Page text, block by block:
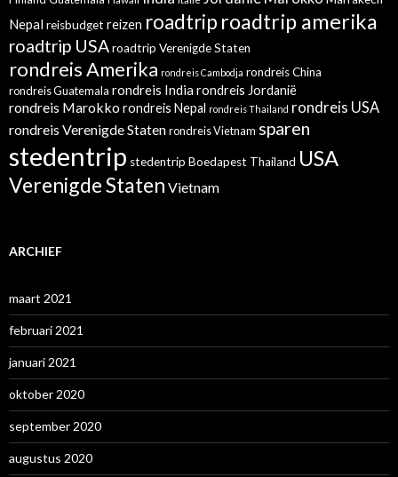
Nepalreisbudget reizen roadtrip roadtrip amerika
roadtrip USAroadtrip Verenigde Staten
rondreis Amerika rondreis Cambodja rondreis China
rondreis Guatemala rondreis Indiarondreis Jordanië
rondreis Marokkorondreis Nepal rondreis Thailand rondreis USA
rondreis Verenigde Statenrondreis Vietnam sparen
stedentrip stedentrip Boedapest Thailand USA
Verenigde Staten Vietnam
ARCHIEF
maart 2021
februari 2021
januari 2021
oktober 2020
september 2020
augustus 2020